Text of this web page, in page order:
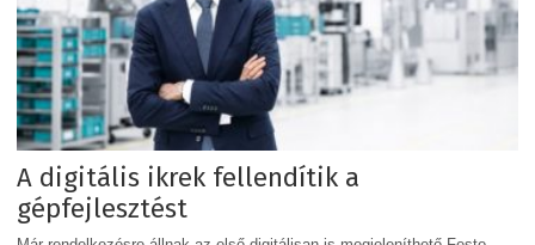
A digitális ikrek fellendítik a
gépfejlesztést